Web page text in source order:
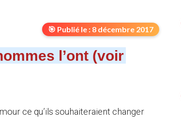
🎯 Publié le : 8 décembre 2017
l’ont (voir
ce qu’ils souhaiteraient changer